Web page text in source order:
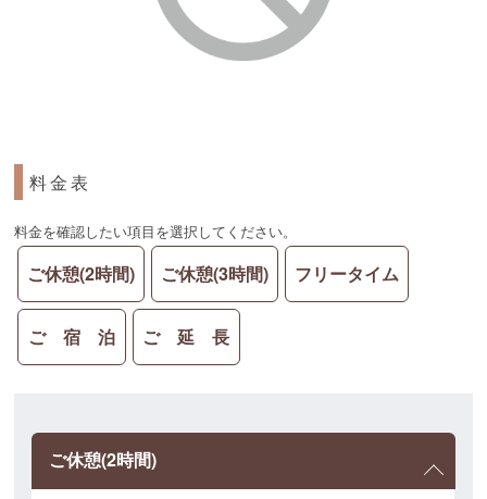
料金表
料金を確認したい項目を選択してください。
ご休憩(2時間) ご休憩(3時間) フリータイム
ご 宿 泊 ご 延 長
ご休憩(2時間)